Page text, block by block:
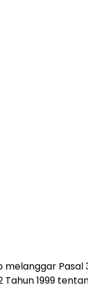
melanggar Pasal
Tahun 1999